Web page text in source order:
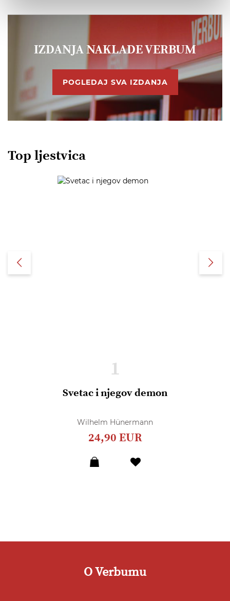
IZDANJA NAKLADE VERBUM
POGLEDAJ SVA IZDANJA
Top ljestvica
1
Svetac i njegov demon
Wilhelm Hünermann
24,90 EUR
O Verbumu